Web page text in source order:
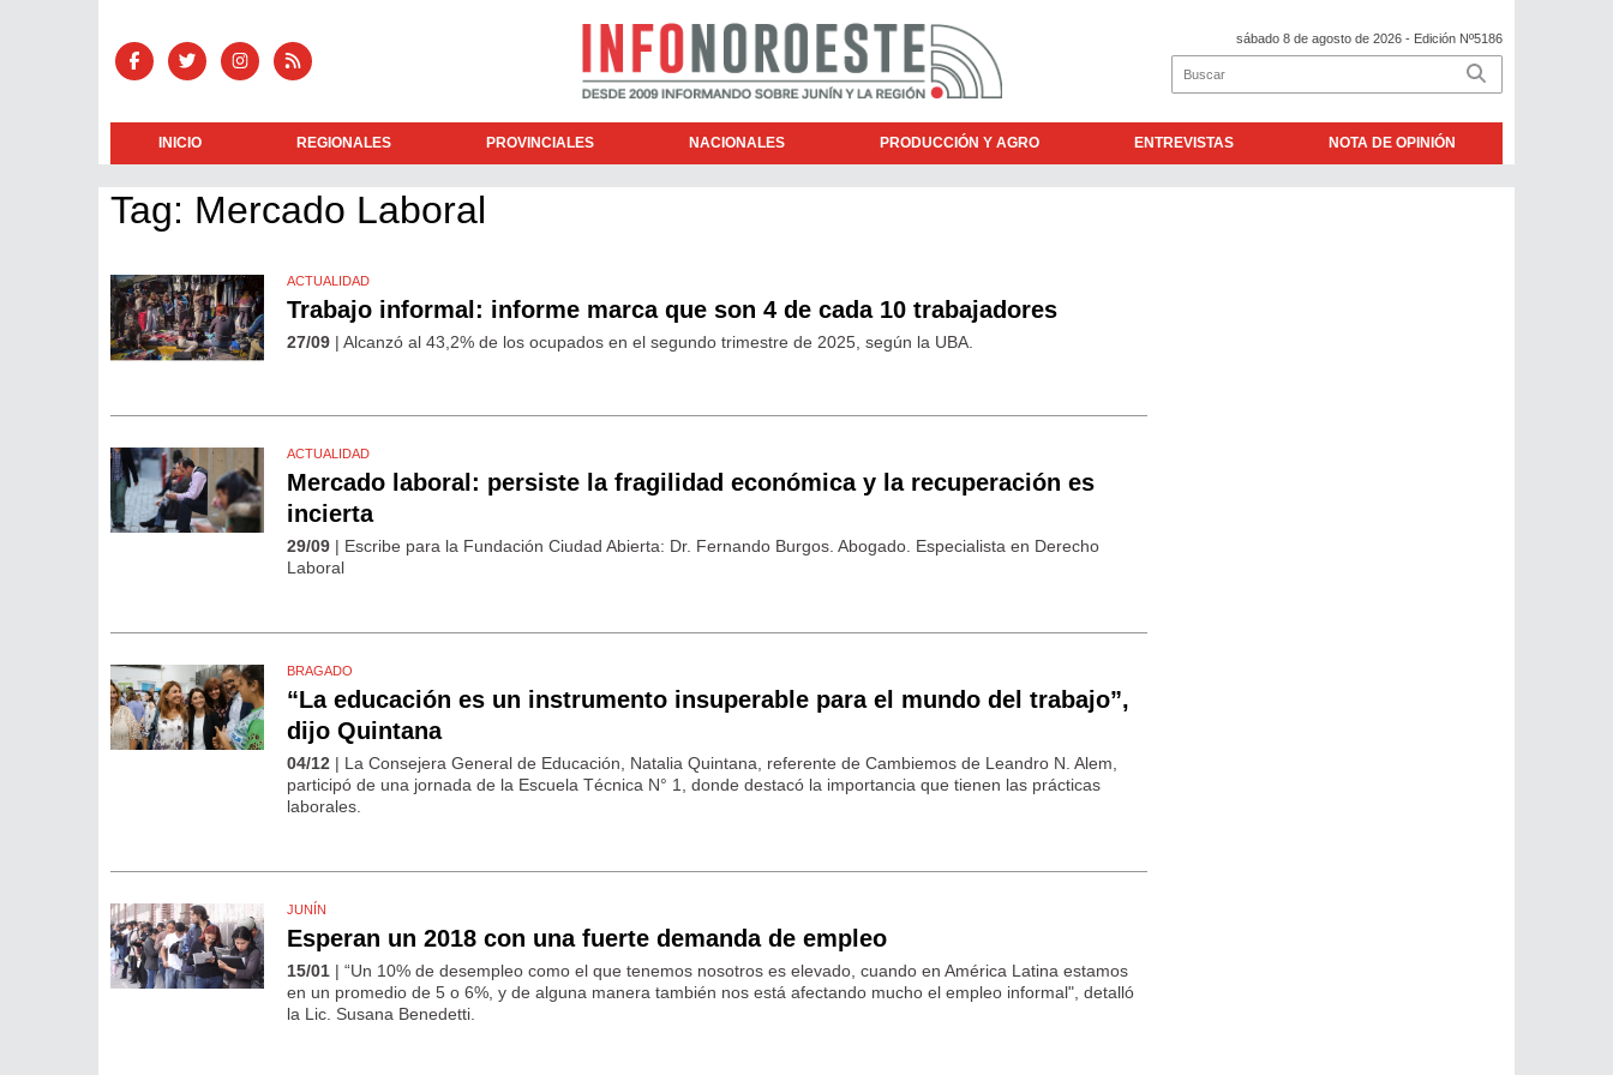
sábado 8 de agosto de 2026 - Edición Nº5186
INICIO REGIONALES PROVINCIALES NACIONALES PRODUCCIÓN Y AGRO ENTREVISTAS NOTA DE OPINIÓN
Tag: Mercado Laboral
ACTUALIDAD
Trabajo informal: informe marca que son 4 de cada 10 trabajadores
27/09 | Alcanzó al 43,2% de los ocupados en el segundo trimestre de 2025, según la UBA.
ACTUALIDAD
Mercado laboral: persiste la fragilidad económica y la recuperación es
incierta
29/09 | Escribe para la Fundación Ciudad Abierta: Dr. Fernando Burgos. Abogado. Especialista en Derecho
Laboral
BRAGADO
“La educación es un instrumento insuperable para el mundo del trabajo”,
dijo Quintana
04/12 | La Consejera General de Educación, Natalia Quintana, referente de Cambiemos de Leandro N. Alem,
participó de una jornada de la Escuela Técnica N° 1, donde destacó la importancia que tienen las prácticas
laborales.
JUNÍN
Esperan un 2018 con una fuerte demanda de empleo
15/01 | “Un 10% de desempleo como el que tenemos nosotros es elevado, cuando en América Latina estamos
en un promedio de 5 o 6%, y de alguna manera también nos está afectando mucho el empleo informal", detalló
la Lic. Susana Benedetti.